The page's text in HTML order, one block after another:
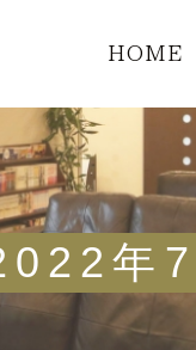
HOME
年7